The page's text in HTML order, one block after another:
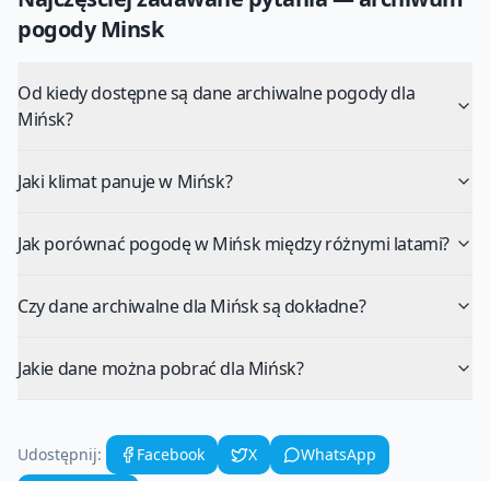
pogodyMinsk
Od kiedy dostępne są dane archiwalne pogody dla
Mińsk?
Jaki klimat panuje w Mińsk?
Jak porównać pogodę w Mińsk między różnymi latami?
Czy dane archiwalne dla Mińsk są dokładne?
Jakie dane można pobrać dla Mińsk?
Udostępnij: Facebook X
WhatsApp